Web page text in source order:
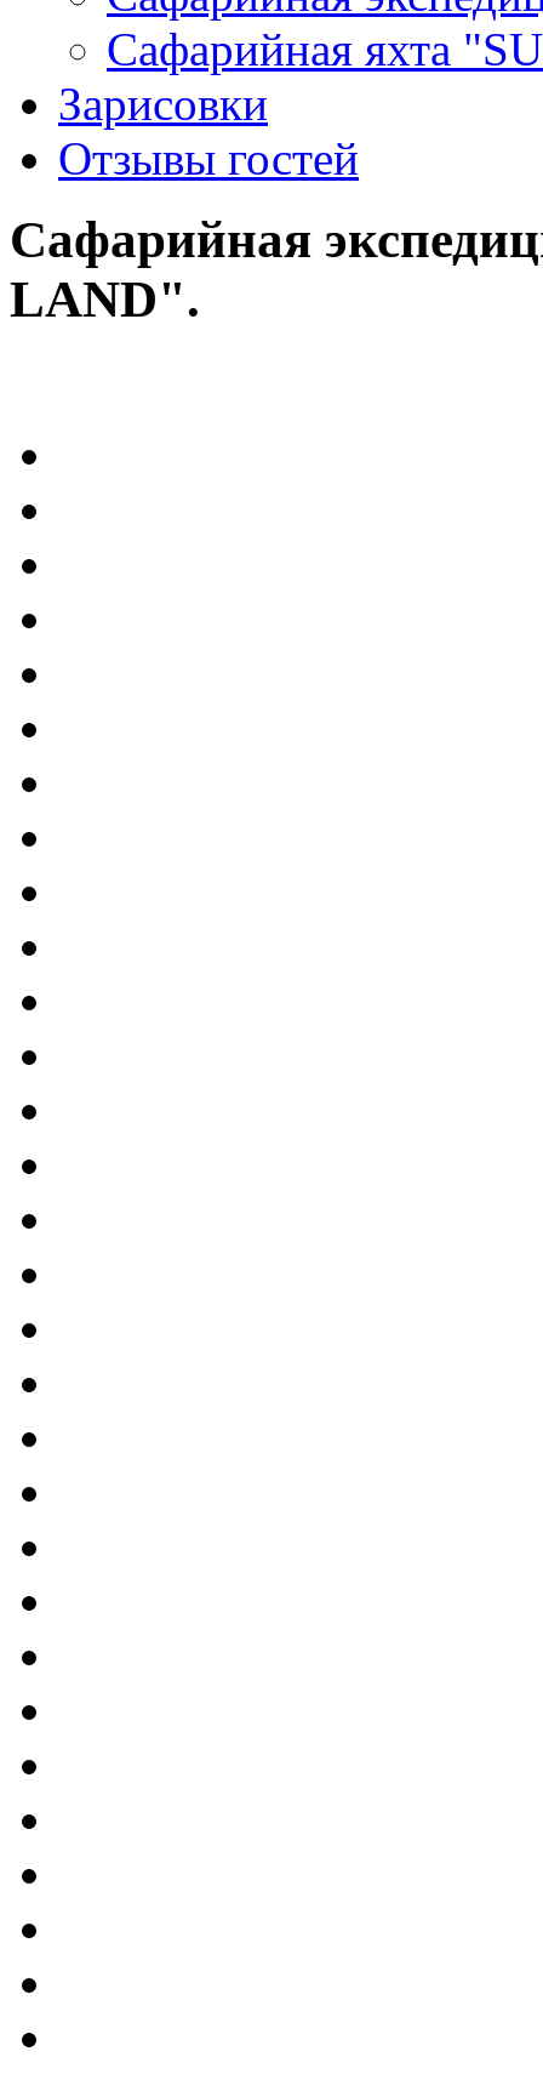
Сафарийная яхта
Зарисовки
Отзывы гостей
Сафарийная
LAND".